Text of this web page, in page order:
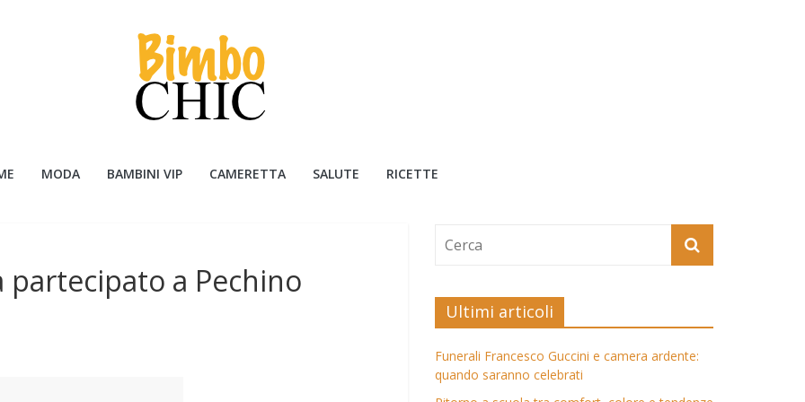
MODA BAMBINI VIP CAMERETTA SALUTE RICETTE
a Pechino
Ultimi articoli
Funerali Francesco Guccini e camera ardente:
quando saranno celebrati